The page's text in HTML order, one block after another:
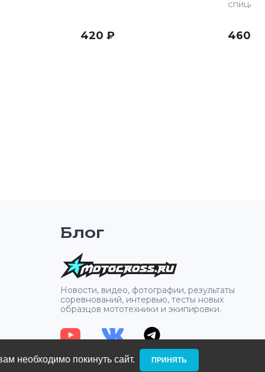
420 ₽
СПИЦА
460 ₽
Блог
Новости, видео, фотографии, результаты
соревнований, интервью, тесты новых
образцов мототехники и экипировки.
необходимо покинуть сайт. ПРИНЯТЬ